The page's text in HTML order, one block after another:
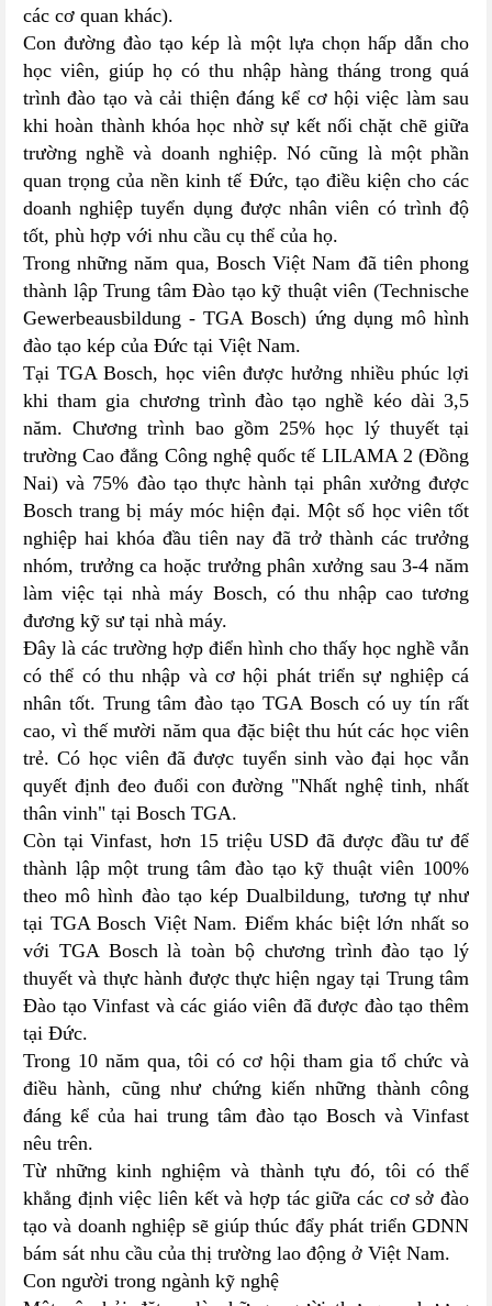
các cơ quan khác).
Con đường đào tạo kép là một lựa chọn hấp dẫn cho
học viên, giúp họ có thu nhập hàng tháng trong quá
trình đào tạo và cải thiện đáng kể cơ hội việc làm sau
khi hoàn thành khóa học nhờ sự kết nối chặt chẽ giữa
trường nghề và doanh nghiệp. Nó cũng là một phần
quan trọng của nền kinh tế Đức, tạo điều kiện cho các
doanh nghiệp tuyển dụng được nhân viên có trình độ
tốt, phù hợp với nhu cầu cụ thể của họ.
Trong những năm qua, Bosch Việt Nam đã tiên phong
thành lập Trung tâm Đào tạo kỹ thuật viên (Technische
Gewerbeausbildung - TGA Bosch) ứng dụng mô hình
đào tạo kép của Đức tại Việt Nam.
Tại TGA Bosch, học viên được hưởng nhiều phúc lợi
khi tham gia chương trình đào tạo nghề kéo dài 3,5
năm. Chương trình bao gồm 25% học lý thuyết tại
trường Cao đẳng Công nghệ quốc tế LILAMA 2 (Đồng
Nai) và 75% đào tạo thực hành tại phân xưởng được
Bosch trang bị máy móc hiện đại. Một số học viên tốt
nghiệp hai khóa đầu tiên nay đã trở thành các trưởng
nhóm, trưởng ca hoặc trưởng phân xưởng sau 3-4 năm
làm việc tại nhà máy Bosch, có thu nhập cao tương
đương kỹ sư tại nhà máy.
Đây là các trường hợp điển hình cho thấy học nghề vẫn
có thể có thu nhập và cơ hội phát triển sự nghiệp cá
nhân tốt. Trung tâm đào tạo TGA Bosch có uy tín rất
cao, vì thế mười năm qua đặc biệt thu hút các học viên
trẻ. Có học viên đã được tuyển sinh vào đại học vẫn
quyết định đeo đuổi con đường "Nhất nghệ tinh, nhất
thân vinh" tại Bosch TGA.
Còn tại Vinfast, hơn 15 triệu USD đã được đầu tư để
thành lập một trung tâm đào tạo kỹ thuật viên 100%
theo mô hình đào tạo kép Dualbildung, tương tự như
tại TGA Bosch Việt Nam. Điểm khác biệt lớn nhất so
với TGA Bosch là toàn bộ chương trình đào tạo lý
thuyết và thực hành được thực hiện ngay tại Trung tâm
Đào tạo Vinfast và các giáo viên đã được đào tạo thêm
tại Đức.
Trong 10 năm qua, tôi có cơ hội tham gia tổ chức và
điều hành, cũng như chứng kiến những thành công
đáng kể của hai trung tâm đào tạo Bosch và Vinfast
nêu trên.
Từ những kinh nghiệm và thành tựu đó, tôi có thể
khẳng định việc liên kết và hợp tác giữa các cơ sở đào
tạo và doanh nghiệp sẽ giúp thúc đẩy phát triển GDNN
bám sát nhu cầu của thị trường lao động ở Việt Nam.
Con người trong ngành kỹ nghệ